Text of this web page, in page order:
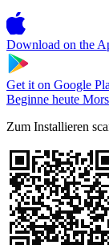
Download on the
Get it on Google
Beginne heute
Zum Installieren